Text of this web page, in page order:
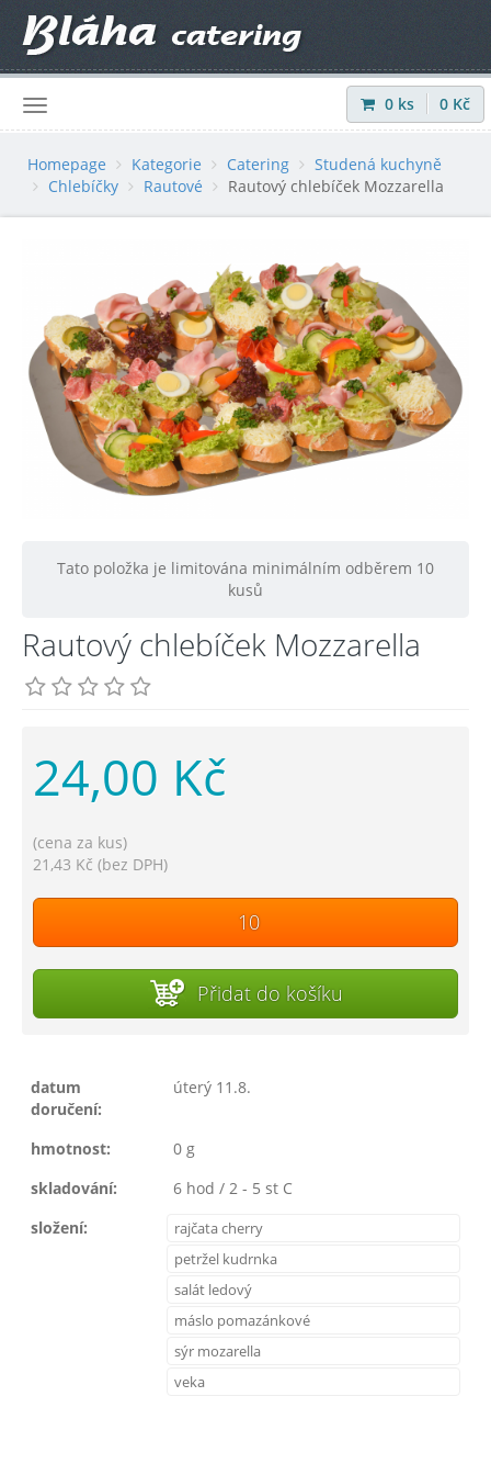
Přihlásit |Registrovat
0 ks 0 Kč
Homepage Kategorie Catering
Studená kuchyně
Chlebíčky
Rautové Rautový chlebíček Mozzarella
Tato položka je limitována minimálním odběrem 10
kusů
Rautový chlebíček Mozzarella
24,00 Kč
(cena za kus)
21,43 Kč (bez DPH)
Přidat do košíku
datum
doručení:
úterý 11.8.
hmotnost:
0 g
skladování:
6 hod / 2 - 5 st C
složení:
rajčata cherry
petržel kudrnka
salát ledový
máslo pomazánkové
sýr mozarella
veka